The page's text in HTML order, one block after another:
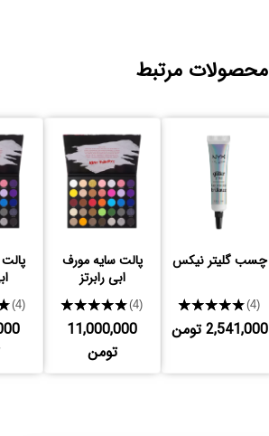
محصولات مرتبط
چسب گلیتر نیکس
★★★★★(4)
2,541,000 تومن
پالت سایه مورف
ابی رابرتز
★★★★★(4)
11,000,000
تومن
(4)